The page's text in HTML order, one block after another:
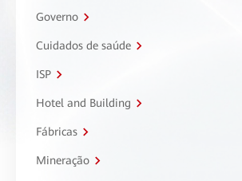
Governo
Cuidados de saúde
ISP
Hotel and Building
Fábricas
Mineração